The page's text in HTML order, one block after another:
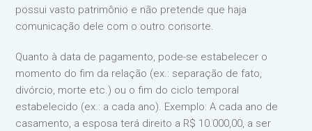
possui vasto patrimônio e não pretende que haja
comunicação dele com o outro consorte.
Quanto à data de pagamento, pode-se estabelecer o
momento do fim da relação (ex.: separação de fato,
divórcio, morte etc.) ou o fim do ciclo temporal
estabelecido (ex.: a cada ano). Exemplo: A cada ano de
casamento, a esposa terá direito a R$ 10.000,00, a ser